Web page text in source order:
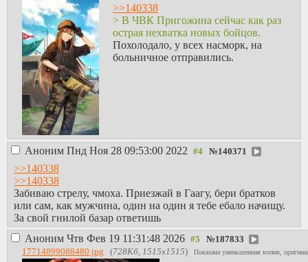
>>140338
> В ЧВК Пригожина сейчас как раз
острая нехватка новых бойцов.
Похолодало, у всех насморк, на
больничное отправились.
Аноним Пнд Ноя 28 09:53:00 2022 №140371
>>140338
>>140338
Забиваю стрелу, чмоха. Приезжай в Гаагу, бери братков
или сам, как мужчина, один на один я тебе ебало начищу.
За свой гнилой базар ответишь
Аноним Чтв Фев 19 11:31:48 2026 №187833
17714899088480.jpg (728Кб, 1515x1515) Показана уменьшенная копия,